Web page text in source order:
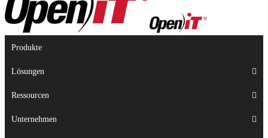
Produkte
Lösungen
Ressourcen
Unternehmen